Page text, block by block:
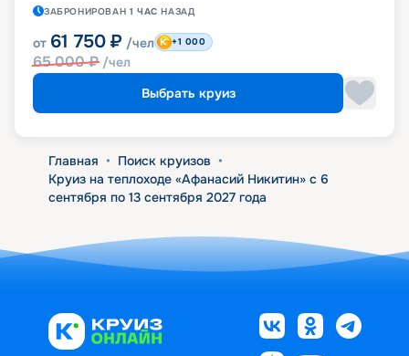
ЗАБРОНИРОВАН 1 ЧАС НАЗАД
от 61 750 ₽ /чел
65 000₽ /чел
+1 000
Выбрать круиз
Главная • Поиск круизов •
Круиз на теплоходе «Афанасий Никитин» с 6
сентября по 13 сентября 2027 года